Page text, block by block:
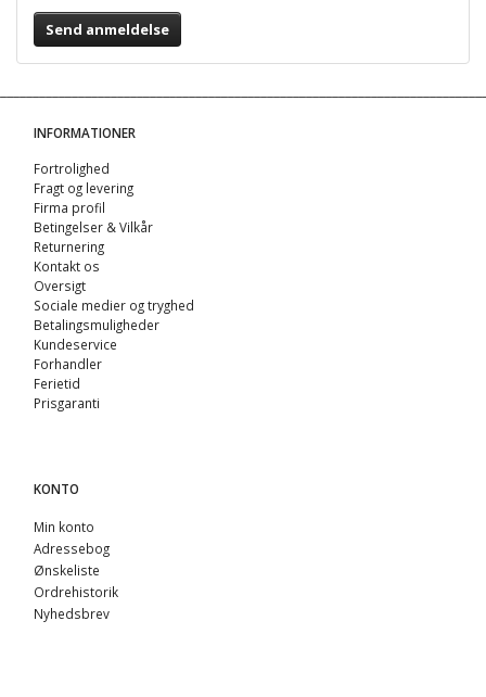
Send anmeldelse
INFORMATIONER
Fortrolighed
Fragt og levering
Firma profil
Betingelser & Vilkår
Returnering
Kontakt os
Oversigt
Sociale medier og tryghed
Betalingsmuligheder
Kundeservice
Forhandler
Ferietid
Prisgaranti
KONTO
Min konto
Adressebog
Ønskeliste
Ordrehistorik
Nyhedsbrev